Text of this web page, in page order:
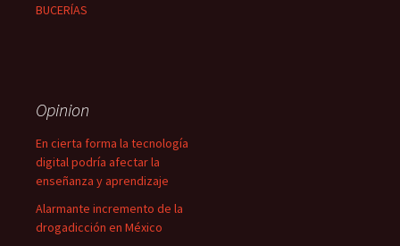
BUCERÍAS
Opinion
En cierta forma la tecnología
digital podría afectar la
enseñanza y aprendizaje
Alarmante incremento de la
drogadicción en México